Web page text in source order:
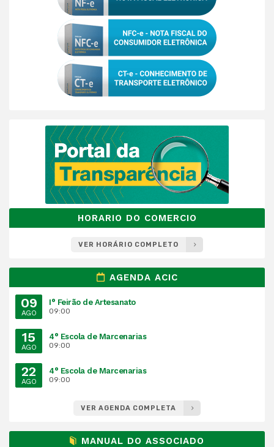
HORARIO DO COMERCIO
VER HORÁRIO COMPLETO
AGENDA ACIC
09
AGO
I° Feirão de Artesanato
09:00
15
AGO
4° Escola de Marcenarias
09:00
22
AGO
4° Escola de Marcenarias
09:00
VER AGENDA COMPLETA
MANUAL DO ASSOCIADO